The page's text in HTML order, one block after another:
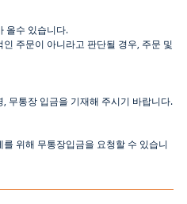
올수 있습니다.
인 주문이 아니라고 판단될 경우 주문 및
무통장 입금을 기재해 주시기 바랍니다.
를 위해 무통장입금을 요청할 수 있습니